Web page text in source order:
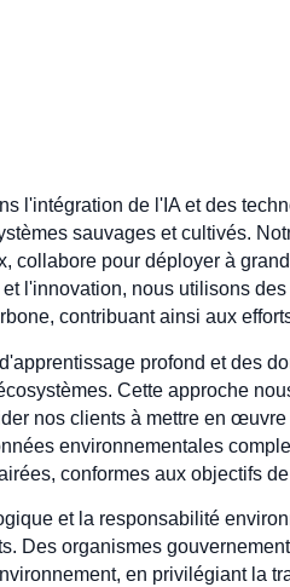
l'intégration de l'IA et des
sauvages et cultivés.
collabore pour déployer à
l'innovation, nous utilisons
contribuant ainsi aux
profond et des
Cette approche
nos clients à mettre en
environnementales
conformes aux objectifs
et la responsabilité
Des organismes
en privilégiant la